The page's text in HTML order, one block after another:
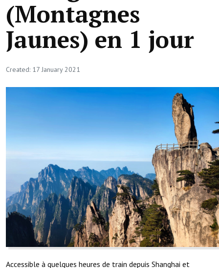
(Montagnes
Jaunes) en 1 jour
Created: 17 January 2021
Accessible à quelques heures de train depuis Shanghai et